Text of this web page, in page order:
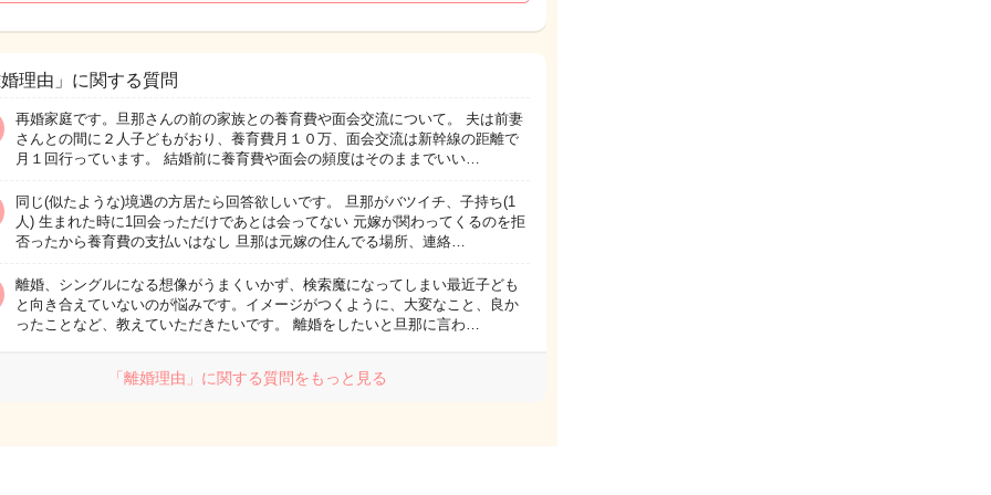
理由」に関する質問
再婚家庭です。旦那さんの前の家族との養育費や面会交流について。 夫は前妻
さんとの間に２人子どもがおり、養育費月１０万、面会交流は新幹線の距離で
月１回行っています。 結婚前に養育費や面会の頻度はそのままでいい…
同じ(似たような)境遇の方居たら回答欲しいです。 旦那がバツイチ、子持ち(1
人) 生まれた時に1回会っただけであとは会ってない 元嫁が関わってくるのを拒
否ったから養育費の支払いはなし 旦那は元嫁の住んでる場所、連絡…
離婚、シングルになる想像がうまくいかず、検索魔になってしまい最近子ども
と向き合えていないのが悩みです。イメージがつくように、大変なこと、良か
ったことなど、教えていただきたいです。 離婚をしたいと旦那に言わ…
「離婚理由」に関する質問をもっと見る